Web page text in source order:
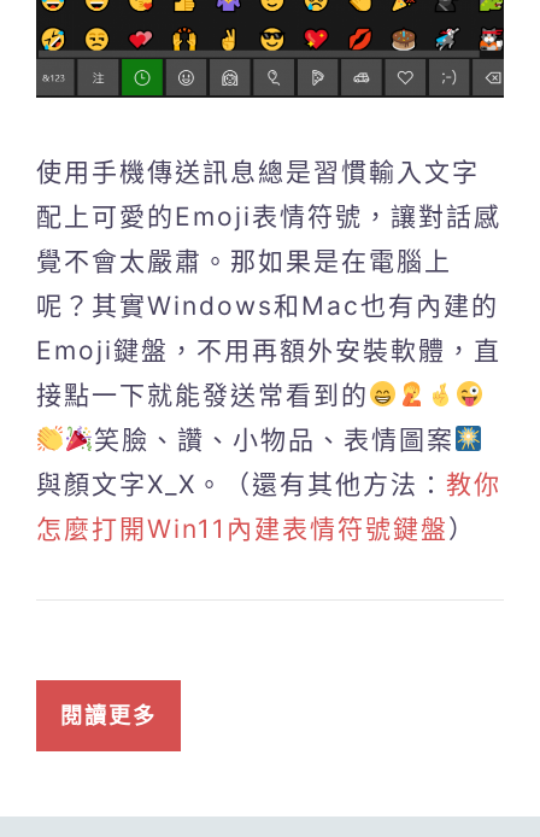
使用手機傳送訊息總是習慣輸入文字
配上可愛的Emoji表情符號，讓對話感
覺不會太嚴肅。那如果是在電腦上
呢？其實Windows和Mac也有內建的
Emoji鍵盤，不用再額外安裝軟體，直
接點一下就能發送常看到的
笑臉、讚、小物品、表情圖案
與顏文字X_X。（還有其他方法： 教你
怎麼打開Win11內建表情符號鍵盤）
閱讀更多